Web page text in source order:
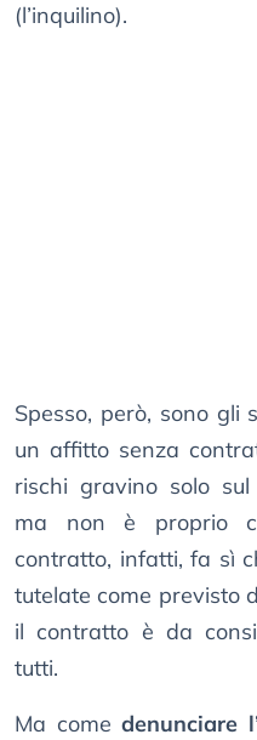
(l’inquilino).
Spesso, però, sono gli
un affitto senza
rischi gravino solo sul
ma non è proprio
contratto, infatti, fa sì
tutelate come previsto
il contratto è da
tutti.
Ma come denunciare